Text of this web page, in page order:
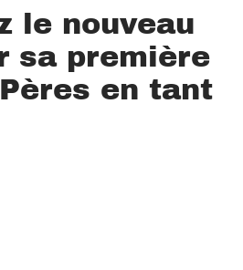
le nouveau
sa première
en tant